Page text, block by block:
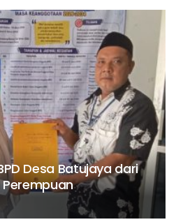
Desa Batujaya dari